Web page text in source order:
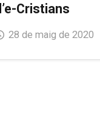
Cristians
28 de maig de 2020